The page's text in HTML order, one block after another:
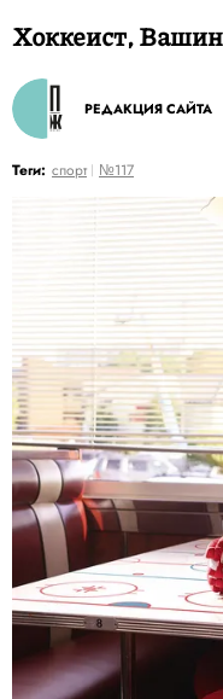
Хоккеист,
РЕДАКЦИЯ САЙТА
Теги: спорт №117